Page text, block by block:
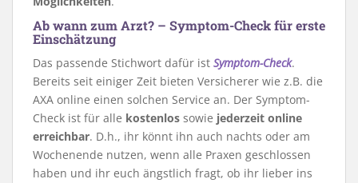
Ab wann zum Arzt? – Symptom-Check für erste
Einschätzung
Das passende Stichwort dafür ist Symptom-Check.
Bereits seit einiger Zeit bieten Versicherer wie z.B. die
AXA online einen solchen Service an. Der Symptom-
Check ist für alle kostenlos sowie jederzeit online
erreichbar. D.h., ihr könnt ihn auch nachts oder am
Wochenende nutzen, wenn alle Praxen geschlossen
haben und ihr euch ängstlich fragt, ob ihr lieber ins